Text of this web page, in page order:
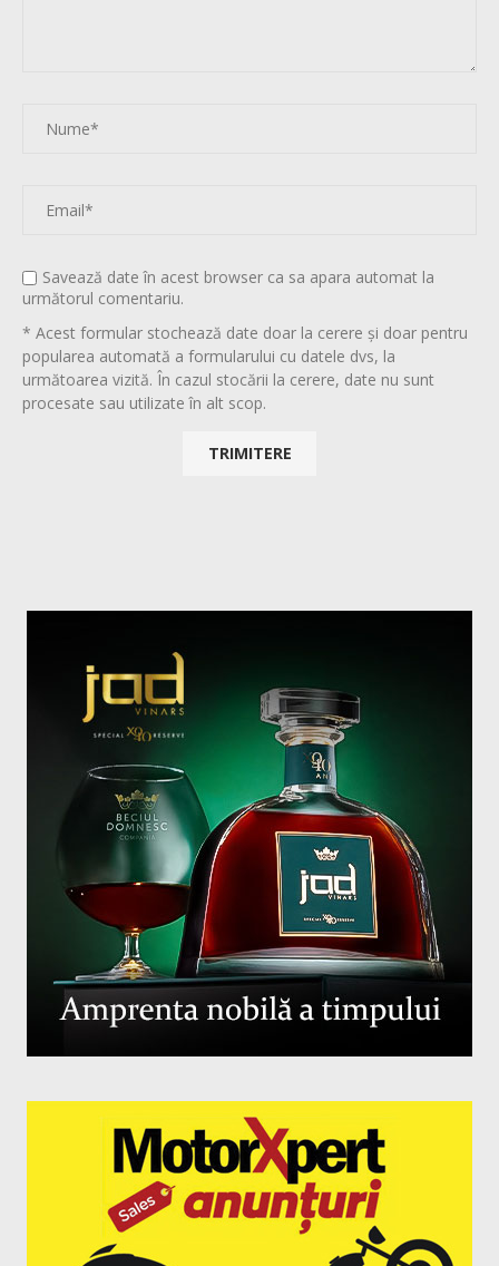
Savează date în acest browser ca sa apara automat la
următorul comentariu.
* Acest formular stochează date doar la cerere și doar pentru
popularea automată a formularului cu datele dvs, la
următoarea vizită. În cazul stocării la cerere, date nu sunt
procesate sau utilizate în alt scop.